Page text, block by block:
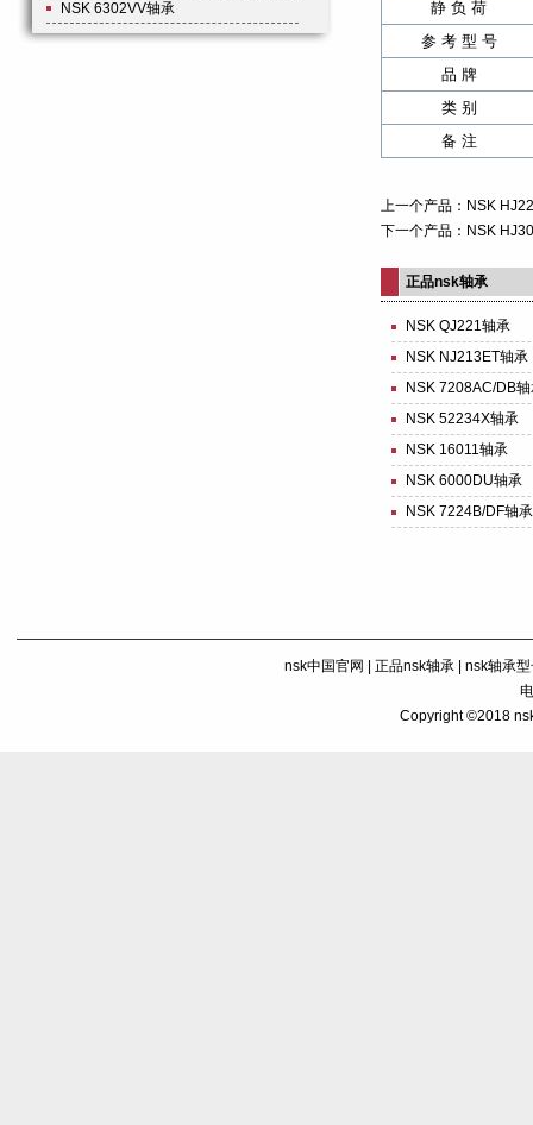
静 负 荷
参 考 型 号
品 牌
类 别
备 注
上一个产品： NSK
下一个产品： NSK
正品nsk轴承
NSK QJ221轴承
NSK NJ213ET轴承
NSK 7208AC/DB
NSK 52234X轴承
NSK 16011轴承
NSK 6000DU轴承
NSK 7224B/DF轴承
NSK 6302VV轴承
nsk中国官网 |正品nsk轴承 |nsk轴承
Copyright ©2018